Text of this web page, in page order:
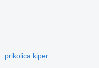
prikolica kiper